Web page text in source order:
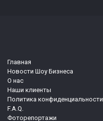
Главная
Новости Шоу Бизнеса
О нас
Наши клиенты
Политика конфиденциальности
F.A.Q.
Фоторепортажи